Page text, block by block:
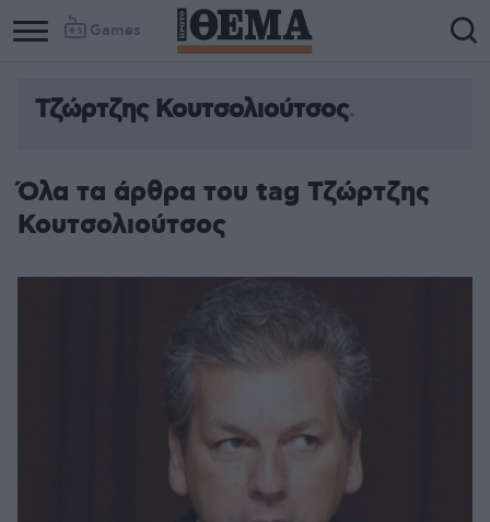
Games
Τζώρτζης Κουτσολιούτσος
Όλα τα άρθρα του tag Τζώρτζης
Κουτσολιούτσος